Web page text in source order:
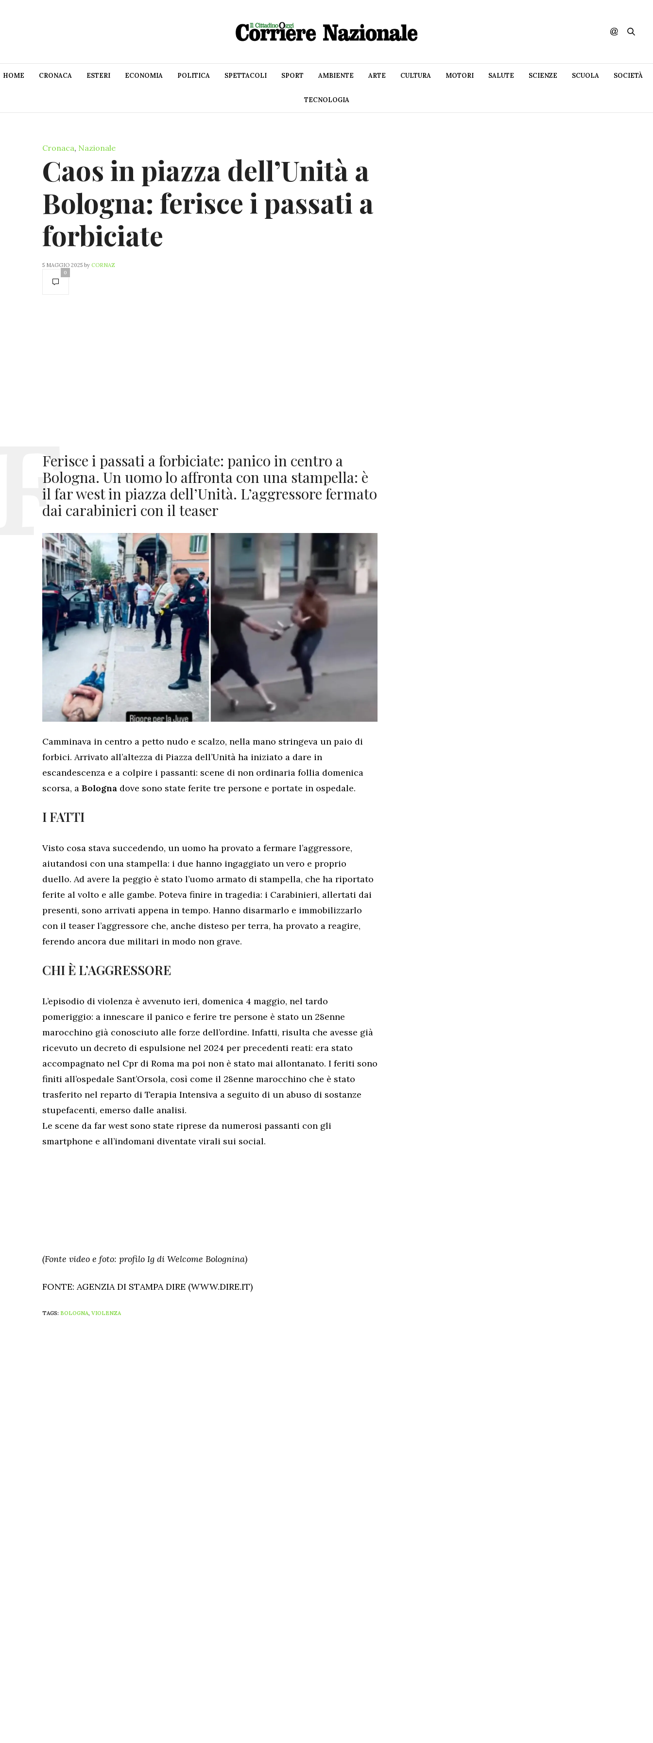
HOME CRONACA ESTERI ECONOMIA POLITICA SPETTACOLI SPORT AMBIENTE ARTE CULTURA MOTORI SALUTE SCIENZE SCUOLA SOCIETÀ
TECNOLOGIA
Cronaca, Nazionale
Caos in piazza dell’Unità a
Bologna: ferisce i passati a
forbiciate
5 MAGGIO 2025 by CORNAZ
0
Ferisce i passati a forbiciate: panico in centro a
Bologna. Un uomo lo affronta con una stampella: è
il far west in piazza dell’Unità. L’aggressore fermato
dai carabinieri con il teaser
Camminava in centro a petto nudo e scalzo, nella mano stringeva un paio di
forbici. Arrivato all’altezza di Piazza dell’Unità ha iniziato a dare in
escandescenza e a colpire i passanti: scene di non ordinaria follia domenica
scorsa, a Bologna dove sono state ferite tre persone e portate in ospedale.
I FATTI
Visto cosa stava succedendo, un uomo ha provato a fermare l’aggressore,
aiutandosi con una stampella: i due hanno ingaggiato un vero e proprio
duello. Ad avere la peggio è stato l’uomo armato di stampella, che ha riportato
ferite al volto e alle gambe. Poteva finire in tragedia: i Carabinieri, allertati dai
presenti, sono arrivati appena in tempo. Hanno disarmarlo e immobilizzarlo
con il teaser l’aggressore che, anche disteso per terra, ha provato a reagire,
ferendo ancora due militari in modo non grave.
CHI È L’AGGRESSORE
L’episodio di violenza è avvenuto ieri, domenica 4 maggio, nel tardo
pomeriggio: a innescare il panico e ferire tre persone è stato un 28enne
marocchino già conosciuto alle forze dell’ordine. Infatti, risulta che avesse già
ricevuto un decreto di espulsione nel 2024 per precedenti reati: era stato
accompagnato nel Cpr di Roma ma poi non è stato mai allontanato. I feriti sono
finiti all’ospedale Sant’Orsola, così come il 28enne marocchino che è stato
trasferito nel reparto di Terapia Intensiva a seguito di un abuso di sostanze
stupefacenti, emerso dalle analisi.
Le scene da far west sono state riprese da numerosi passanti con gli
smartphone e all’indomani diventate virali sui social.
(Fonte video e foto: profilo Ig di Welcome Bolognina)
FONTE: AGENZIA DI STAMPA DIRE (WWW.DIRE.IT)
TAGS: BOLOGNA, VIOLENZA